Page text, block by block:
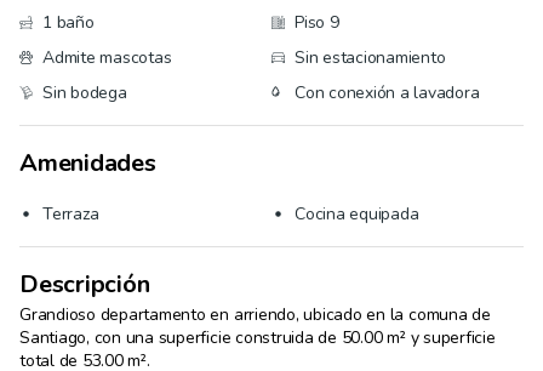
1 baño
Piso 9
Admite mascotas
Sin estacionamiento
Sin bodega
Con conexión a lavadora
Amenidades
Terraza Cocina equipada
Descripción
Grandioso departamento en arriendo, ubicado en la comuna de
Santiago, con una superficie construida de 50.00 m² y superficie
total de 53.00 m².